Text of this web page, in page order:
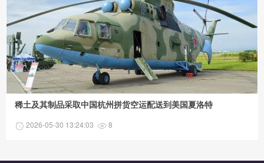
稀土及其制品采取中国杭州拼货空运配送到美国夏洛特
2026-05-30 13:24:03 8